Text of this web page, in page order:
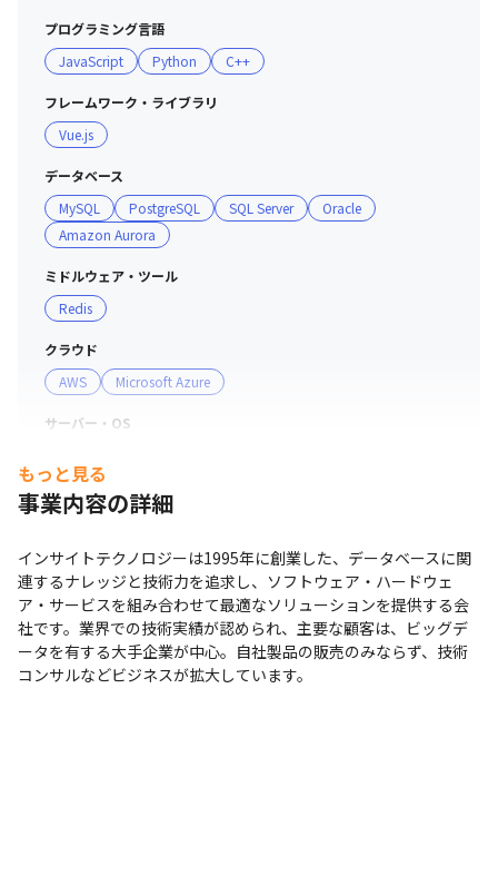
・部活動制度があり、興味があるものに関して集まって一
緒に活動しています（ゴルフ部、ゲーム部　等現在20部
ほど活動中）
＜評価制度について＞
V2MOMというツールを用いて、
Vision,Value,Method,Obstacle,Mesuresという5指標を全
社、各部門、個人で目標を策定し、定期的な1on1も実施
しながら全社員が個々にパフォーマンスを発揮できるよう
取り組んでいます。
プログラミング言語
JavaScript
Python C++
フレームワーク・ライブラリ
Vue.js
データベース
MySQL
PostgreSQL SQL Server
Oracle
Amazon Aurora
ミドルウェア・ツール
Redis
クラウド
AWS
Microsoft Azure
サーバー・OS
支給PC
もっと見る
事業内容の詳細
インサイトテクノロジーは1995年に創業した、データベースに関
連するナレッジと技術力を追求し、ソフトウェア・ハードウェ
ア・サービスを組み合わせて最適なソリューションを提供する会
社です。業界での技術実績が認められ、主要な顧客は、ビッグデ
ータを有する大手企業が中心。自社製品の販売のみならず、技術
コンサルなどビジネスが拡大しています。